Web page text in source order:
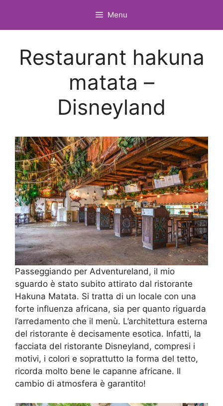
contenuto
Menu
Restaurant hakuna
matata –
Disneyland
Passeggiando per Adventureland, il mio
sguardo è stato subito attirato dal ristorante
Hakuna Matata. Si tratta di un locale con una
forte influenza africana, sia per quanto riguarda
l’arredamento che il menù. L’architettura esterna
del ristorante è decisamente esotica. Infatti, la
facciata del ristorante Disneyland, compresi i
motivi, i colori e soprattutto la forma del tetto,
ricorda molto bene le capanne africane. Il
cambio di atmosfera è garantito!